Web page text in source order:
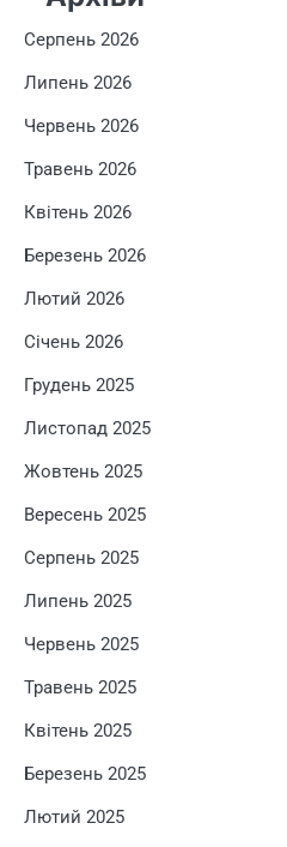
Серпень 2026
Липень 2026
Червень 2026
Травень 2026
Квітень 2026
Березень 2026
Лютий 2026
Січень 2026
Грудень 2025
Листопад 2025
Жовтень 2025
Вересень 2025
Серпень 2025
Липень 2025
Червень 2025
Травень 2025
Квітень 2025
Березень 2025
Лютий 2025